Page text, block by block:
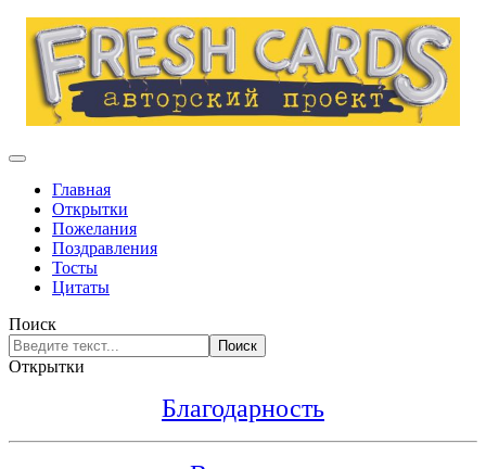
Главная
Открытки
Пожелания
Поздравления
Тосты
Цитаты
Поиск
Поиск
Открытки
Благодарность